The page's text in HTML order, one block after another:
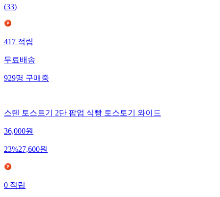
(33)
417적립
무료배송
929명구매중
스텐 토스트기 2단 팝업 식빵 토스토기 와이드
36,000원
23%27,600원
0적립